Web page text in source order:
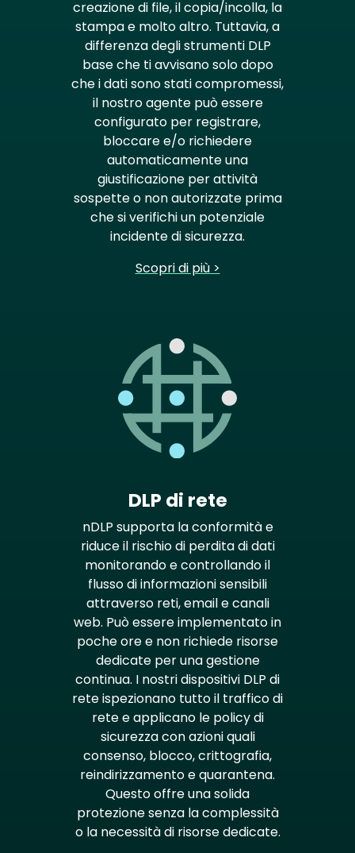
creazione di file, il copia/incolla, la
stampa e molto altro. Tuttavia, a
differenza degli strumenti DLP
base che ti avvisano solo dopo
che i dati sono stati compromessi,
il nostro agente può essere
configurato per registrare,
bloccare e/o richiedere
automaticamente una
giustificazione per attività
sospette o non autorizzate prima
che si verifichi un potenziale
incidente di sicurezza.
Scopri di più >
DLP di rete
nDLP supporta la conformità e
riduce il rischio di perdita di dati
monitorando e controllando il
flusso di informazioni sensibili
attraverso reti, email e canali
web. Può essere implementato in
poche ore e non richiede risorse
dedicate per una gestione
continua. I nostri dispositivi DLP di
rete ispezionano tutto il traffico di
rete e applicano le policy di
sicurezza con azioni quali
consenso, blocco, crittografia,
reindirizzamento e quarantena.
Questo offre una solida
protezione senza la complessità
o la necessità di risorse dedicate.